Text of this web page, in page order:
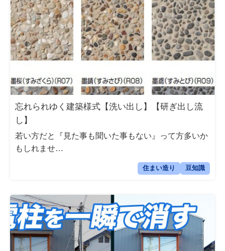
忘れられゆく建築様式【洗い出し】【研ぎ出し流
し】
若い方だと『見た事も聞いた事もない』って方多いか
もしれませ…
住まい造り 豆知識